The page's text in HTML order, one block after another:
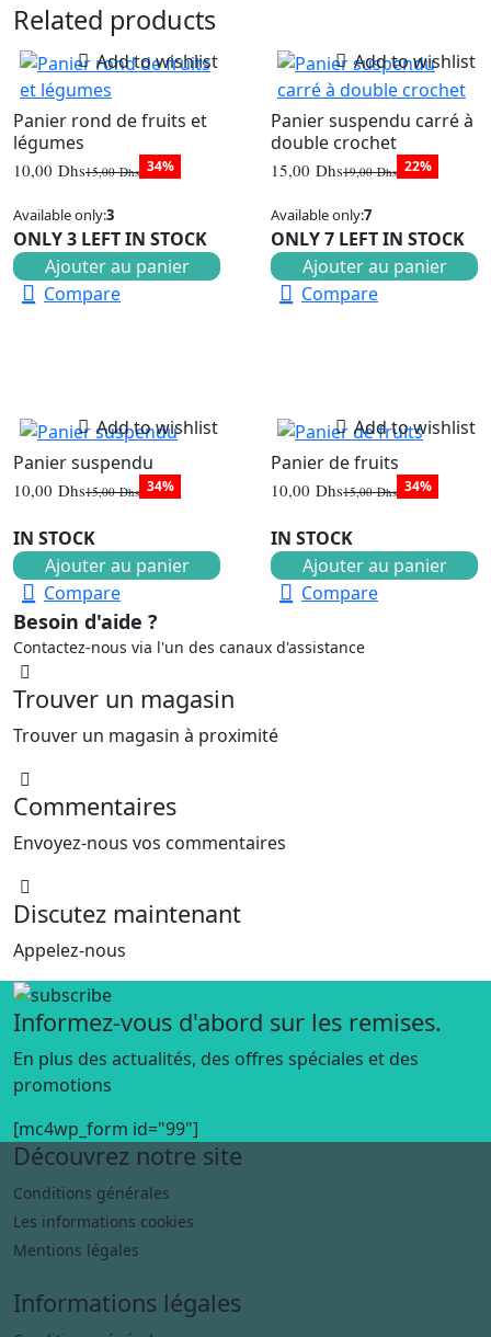
Related products
Add to wishlist
Panier rond de fruits et
légumes
15,00Dhs
Le
initial
était :
15,00 Dhs.
10,00 Dhs
Le
actuel
est :
10,00 Dhs.
34%
Available only:3
ONLY 3 LEFT IN STOCK
Ajouter au panier
Compare
Add to wishlist
Panier suspendu carré à
double crochet
19,00Dhs
Le
initial
était :
19,00 Dhs.
15,00 Dhs
Le
actuel
est :
15,00 Dhs.
22%
Available only:7
ONLY 7 LEFT IN STOCK
Ajouter au panier
Compare
Add to wishlist
Panier suspendu
15,00Dhs
Le
initial
était :
15,00 Dhs.
10,00 Dhs
Le
actuel
est :
10,00 Dhs.
34%
IN STOCK
Ajouter au panier
Compare
Add to wishlist
Panier de fruits
15,00Dhs
Le
initial
était :
15,00 Dhs.
10,00 Dhs
Le
actuel
est :
10,00 Dhs.
34%
IN STOCK
Ajouter au panier
Compare
Besoin d'aide ?
Contactez-nous via l'un des canaux d'assistance
Trouver un magasin
Trouver un magasin à proximité
Commentaires
Envoyez-nous vos commentaires
Discutez maintenant
Appelez-nous
Informez-vous d'abord sur les remises.
En plus des actualités, des offres spéciales et des
promotions
[mc4wp_form id="99"]
Découvrez notre site
Conditions générales
Les informations cookies
Mentions légales
Informations légales